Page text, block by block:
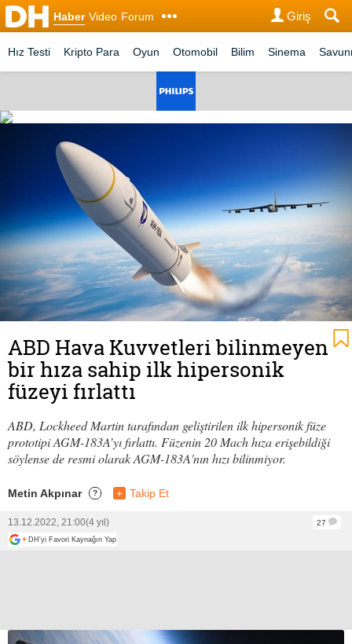
Haber Video Forum Giriş
Hız Testi Kripto Para Oyun Otomobil Bilim Sinema
ABD Hava Kuvvetleri bilinmeyen
bir hıza sahip ilk hipersonik
füzeyi fırlattı
ABD, Lockheed Martin tarafından geliştirilen ilk hipersonik füze
prototipi AGM-183A’yı fırlattı. Füzenin 20 Mach hıza erişebildiği
söylense de resmi olarak AGM-183A'nın hızı bilinmiyor.
Metin Akpınar ? + Takip Et
13.12.2022, 21:00(4 yıl)
27
+ DH'yi Favori Kaynağın Yap